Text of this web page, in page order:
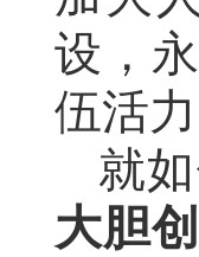
设，
伍活力
就
大胆